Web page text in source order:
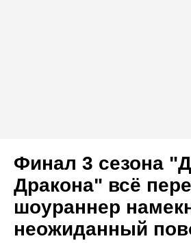
Финал 3 сезона
Дракона" всё
шоураннер
неожиданный